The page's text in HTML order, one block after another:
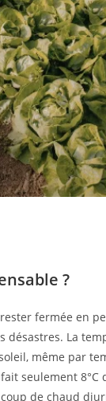
?
fermée en
La
même par
seulement 8°C
de chaud